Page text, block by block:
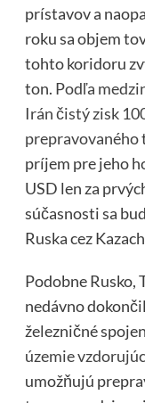
prístavov a
roku sa objem
tohto koridoru
ton. Podľa
Irán čistý zisk
prepravovaného
príjem pre jeho
USD len za
súčasnosti sa
Ruska cez
Podobne Rusko,
nedávno
železničné
územie
umožňujú